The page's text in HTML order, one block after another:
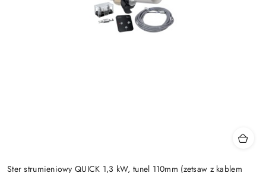
Ster strumieniowy QUICK 1,3 kW, tunel 110mm (zetsaw z kablem